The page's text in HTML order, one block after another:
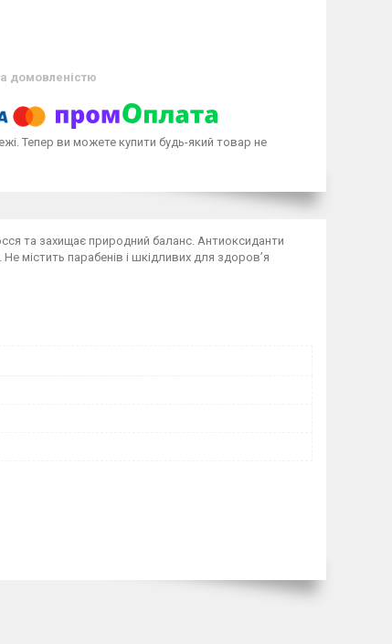
домовленістю
Тепер ви можете купити будь-який товар не
та захищає природний баланс. Антиоксиданти
містить парабенів і шкідливих для здоров’я